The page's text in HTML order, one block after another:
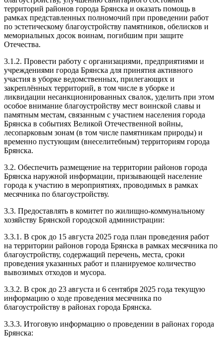
территорий районов города Брянска и оказать помощь в
рамках представленных полномочий при проведении работ
по эстетическому благоустройству памятников, обелисков и
мемориальных досок воинам, погибшим при защите
Отечества.
3.1.2. Провести работу с организациями, предприятиями и
учреждениями города Брянска для принятия активного
участия в уборке ведомственных, прилегающих и
закреплённых территорий, в том числе в уборке и
ликвидации несанкционированных свалок, уделить при этом
особое внимание благоустройству мест воинской славы и
памятным местам, связанным с участием населения города
Брянска в событиях Великой Отечественной войны,
лесопарковым зонам (в том числе памятникам природы) и
временно пустующим (внеселитебным) территориям города
Брянска.
3.2. Обеспечить размещение на территории районов города
Брянска наружной информации, призывающей население
города к участию в мероприятиях, проводимых в рамках
месячника по благоустройству.
3.3. Предоставлять в комитет по жилищно-коммунальному
хозяйству Брянской городской администрации:
3.3.1. В срок до 15 августа 2025 года план проведения работ
на территории районов города Брянска в рамках месячника по
благоустройству, содержащий перечень, места, сроки
проведения указанных работ и планируемое количество
вывозимых отходов и мусора.
3.3.2. В срок до 23 августа и 6 сентября 2025 года текущую
информацию о ходе проведения месячника по
благоустройству в районах города Брянска.
3.3.3. Итоговую информацию о проведении в районах города
Брянска: